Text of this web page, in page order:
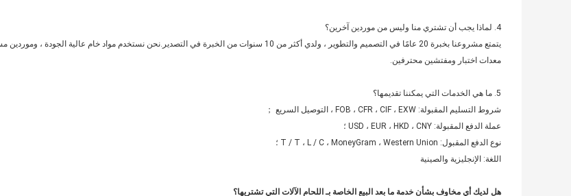
4. لماذا يجب أن تشتري منا وليس من موردين آخرين؟
يتمتع مشروعنا بخبرة 20 عامًا في التصميم والتطوير ، ولدي أكثر من 10 سنوات من الخبرة في التصدير.نحن نستخدم مواد خام عالية الجودة ،
معدات اختبار ومفتشين محترفين.
5. ما هي الخدمات التي يمكننا تقديمها؟
شروط التسليم المقبولة: FOB ، CFR ، CIF ، EXW ، التوصيل السريع ；
عملة الدفع المقبولة: USD ، EUR ، HKD ، CNY ؛
نوع الدفع المقبول: T / T ، L / C ، MoneyGram ، Western Union ؛
اللغة: الإنجليزية والصينية
هل لديك أي مخاوف بشأن خدمة ما بعد البيع الخاصة بـ اللحام الآلات التي تشتريها؟